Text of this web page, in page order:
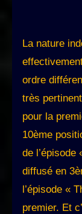
La nature
ordre
très
pour la
10ème
de l’épisode
diffusé en
l’épisode «
premier. Et